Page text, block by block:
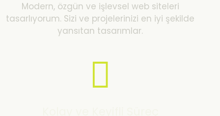
Modern, özgün ve işlevsel web siteleri
tasarlıyorum. Sizi ve projelerinizi en iyi şekilde
yansıtan tasarımlar.